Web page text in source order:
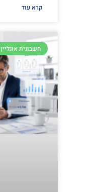
קרא עוד
חשבונית אונליין